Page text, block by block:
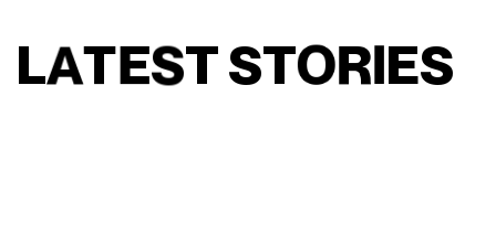
LATESTSTORIES